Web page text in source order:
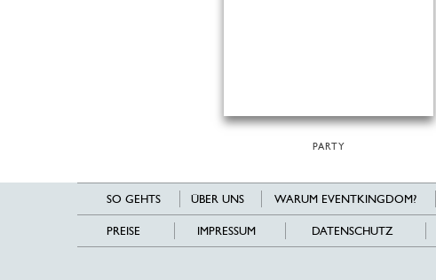
PARTY
SO GEHTS ÜBER UNS WARUM EVENTKINGDOM?
PREISE IMPRESSUM DATENSCHUTZ